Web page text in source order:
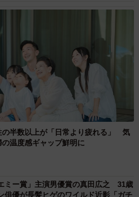
の半数以上が「日常より疲れる」 気
温度感ギャップ鮮明に
ミー賞」主演男優賞の真田広之 31歳
俳優が長髪ヒゲのワイルド近影「ガチ